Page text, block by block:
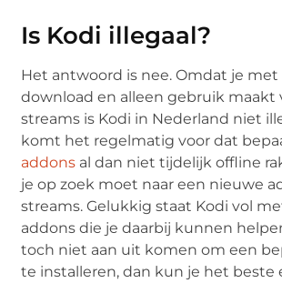
Is Kodi illegaal?
Het antwoord is nee. Omdat je met
download en alleen gebruik maakt
streams is Kodi in Nederland niet
komt het regelmatig voor dat
addons al dan niet tijdelijk offline
je op zoek moet naar een nieuwe
streams. Gelukkig staat Kodi vol
addons die je daarbij kunnen
toch niet aan uit komen om een
te installeren, dan kun je het beste